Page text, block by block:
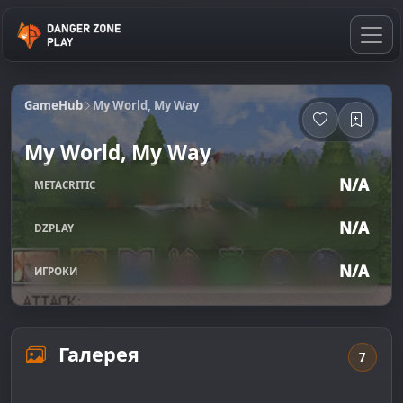
GameHub My World, My Way
My World, My Way
METACRITIC N/A
DZPLAY N/A
ИГРОКИ N/A
Галерея 7